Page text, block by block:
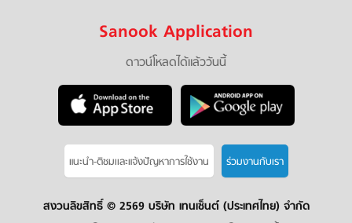
Sanook Application
ดาวน์โหลดได้แล้ววันนี้
แนะนำ-ติชมเเละแจ้งปัญหาการใช้งาน ร่วมงานกับเรา
สงวนลิขสิทธิ์ © 2569 บริษัท เทนเซ็นต์ (ประเทศไทย) จำกัด